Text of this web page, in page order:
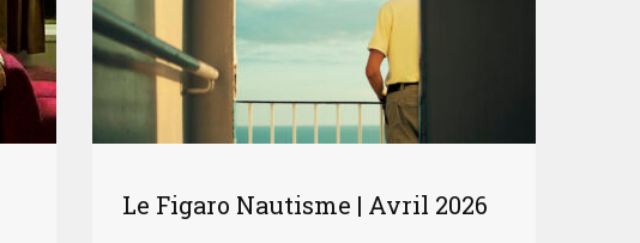
Le Figaro Nautisme | Avril 2026